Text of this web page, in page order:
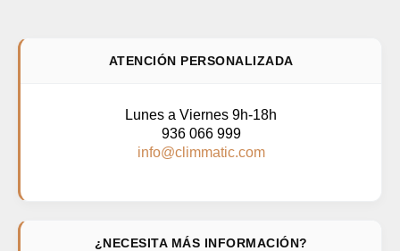
ATENCIÓN PERSONALIZADA
Lunes a Viernes 9h-18h
936 066 999
info@climmatic.com
¿NECESITA MÁS INFORMACIÓN?